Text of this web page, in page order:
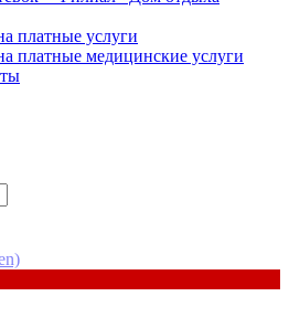
платные услуги
платные медицинские услуги